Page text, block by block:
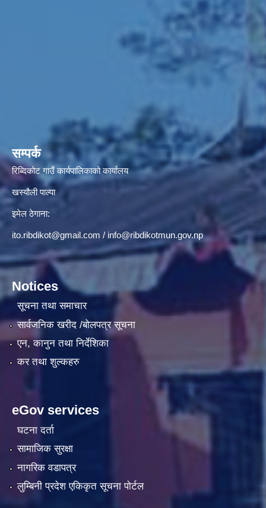
सम्पर्क
रिब्दिकोट गाउँ कार्यपालिकाको कार्यालय
खस्यौली पाल्पा
इमेल ठेगाना:
ito.ribdikot@gmail.com / info@ribdikotmun.gov.np
Notices
सूचना तथा समाचार
सार्वजनिक खरीद /बोलपत्र सूचना
एन, कानुन तथा निर्देशिका
कर तथा शुल्कहरु
eGov services
घटना दर्ता
सामाजिक सुरक्षा
नागरिक वडापत्र
लुम्बिनी प्रदेश एकिकृत सूचना पाेर्टल